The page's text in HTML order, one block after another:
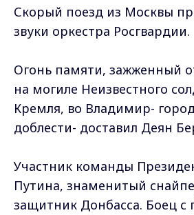
Скорый поезд из Москвы
звуки оркестра Росгвардии.
Огонь памяти, зажженный
на могиле Неизвестного
Кремля, во Владимир-
доблести- доставил Деян
Участник команды
Путина, знаменитый
защитник Донбасса. Боец